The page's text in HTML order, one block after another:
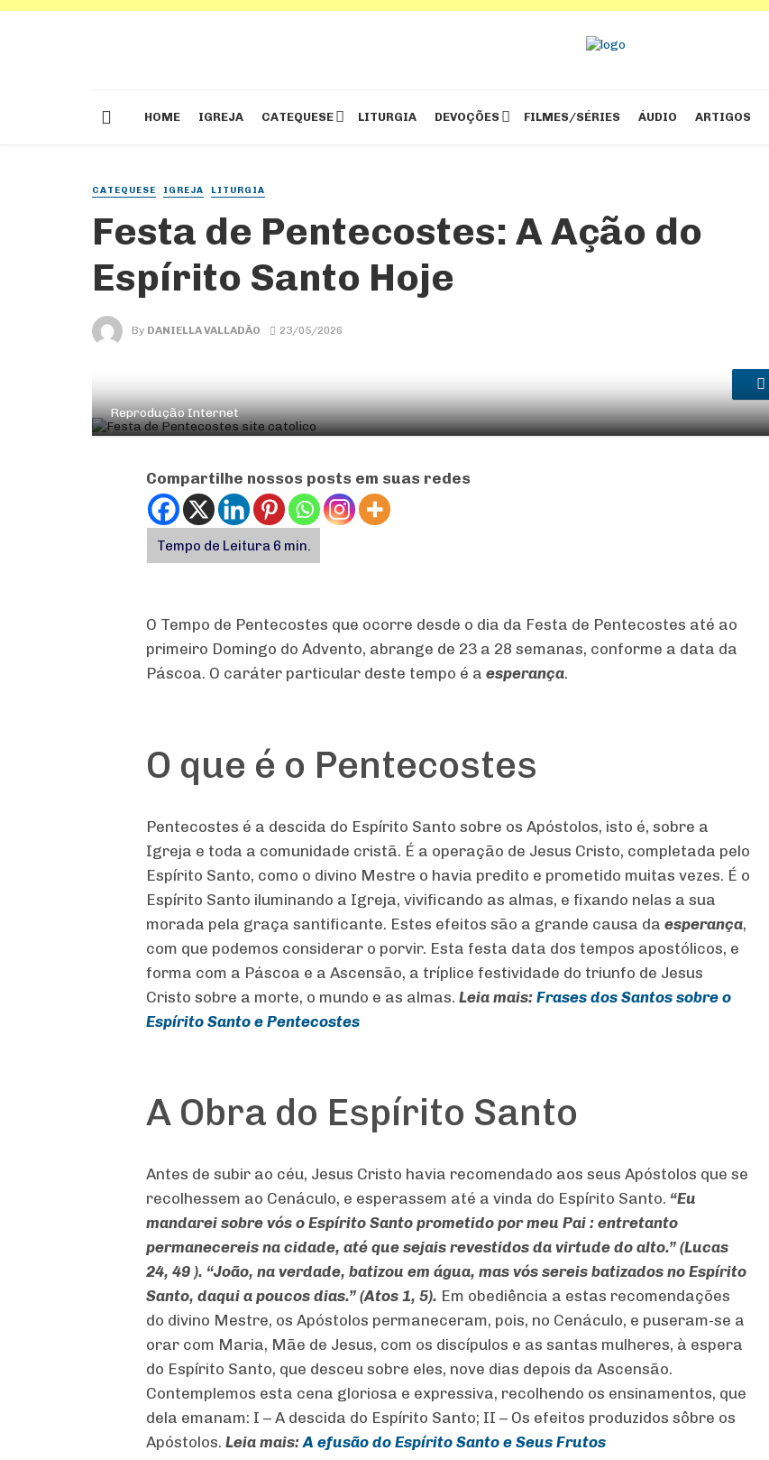
HOME IGREJA CATEQUESE LITURGIA DEVOÇÕES FILMES/SÉRIES ÁUDIO ARTIGOS
CATEQUESE IGREJA LITURGIA
Festa de Pentecostes: A Ação do
Espírito Santo Hoje
By DANIELLA VALLADÃO 23/05/2026
Reprodução Internet
Compartilhe nossos posts em suas redes
O Tempo de Pentecostes que ocorre desde o dia da Festa de Pentecostes até ao
primeiro Domingo do Advento, abrange de 23 a 28 semanas, conforme a data da
Páscoa. O caráter particular deste tempo é a esperança.
O que é o Pentecostes
Pentecostes é a descida do Espírito Santo sobre os Apóstolos, isto é, sobre a
Igreja e toda a comunidade cristã. É a operação de Jesus Cristo, completada pelo
Espírito Santo, como o divino Mestre o havia predito e prometido muitas vezes. É o
Espírito Santo iluminando a Igreja, vivificando as almas, e fixando nelas a sua
morada pela graça santificante. Estes efeitos são a grande causa da esperança,
com que podemos considerar o porvir. Esta festa data dos tempos apostólicos, e
forma com a Páscoa e a Ascensão, a tríplice festividade do triunfo de Jesus
Cristo sobre a morte, o mundo e as almas. Leia mais: Frases dos Santos sobre o
Espírito Santo e Pentecostes
A Obra do Espírito Santo
Antes de subir ao céu, Jesus Cristo havia recomendado aos seus Apóstolos que se
recolhessem ao Cenáculo, e esperassem até a vinda do Espírito Santo. “Eu
mandarei sobre vós o Espírito Santo prometido por meu Pai : entretanto
permanecereis na cidade, até que sejais revestidos da virtude do alto.” (Lucas
24, 49 ). “João, na verdade, batizou em água, mas vós sereis batizados no Espírito
Santo, daqui a poucos dias.” (Atos 1, 5). Em obediência a estas recomendações
do divino Mestre, os Apóstolos permaneceram, pois, no Cenáculo, e puseram-se a
orar com Maria, Mãe de Jesus, com os discípulos e as santas mulheres, à espera
do Espírito Santo, que desceu sobre eles, nove dias depois da Ascensão.
Contemplemos esta cena gloriosa e expressiva, recolhendo os ensinamentos, que
dela emanam: I – A descida do Espírito Santo; II – Os efeitos produzidos sôbre os
Apóstolos. Leia mais:A efusão do Espírito Santo e Seus Frutos